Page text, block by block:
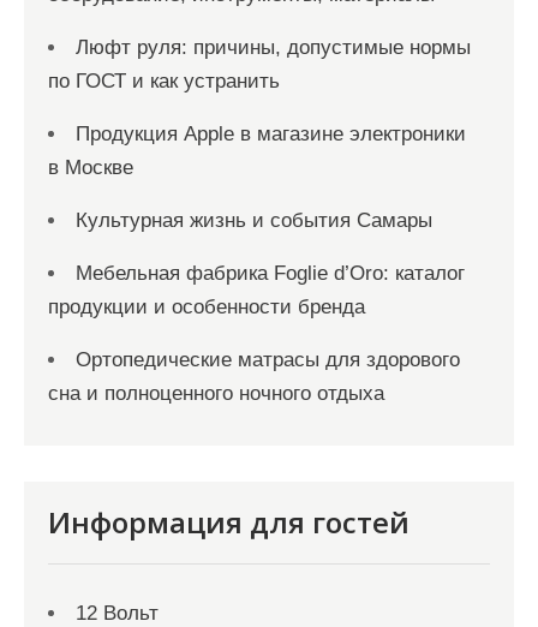
Люфт руля: причины, допустимые нормы
по ГОСТ и как устранить
Продукция Apple в магазине электроники
в Москве
Культурная жизнь и события Самары
Мебельная фабрика Foglie d’Oro: каталог
продукции и особенности бренда
Ортопедические матрасы для здорового
сна и полноценного ночного отдыха
Информация для гостей
12 Вольт